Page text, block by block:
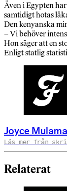
Även i Egypten
samtidigt hotas
Den kenyanska
– Vi behöver
Hon säger att en
Enligt statlig
Joyce
Läs mer från
Relaterat